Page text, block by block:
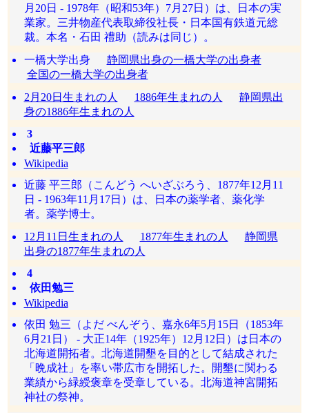
月20日 - 1978年（昭和53年）7月27日）は、日本の実
業家。三井物産代表取締役社長・日本国有鉄道元総
裁。本名・石田 禮助（読みは同じ）。
一橋大学出身 静岡県出身の一橋大学の出身者
全国の一橋大学の出身者
2月20日生まれの人
1886年生まれの人
静岡県出
身の1886年生まれの人
3
近藤平三郎
Wikipedia
近藤 平三郎（こんどう へいざぶろう、1877年12月11
日 - 1963年11月17日）は、日本の薬学者、薬化学
者。薬学博士。
12月11日生まれの人
1877年生まれの人
静岡県
出身の1877年生まれの人
4
依田勉三
Wikipedia
依田 勉三（よだ べんぞう、嘉永6年5月15日（1853年
6月21日） - 大正14年（1925年）12月12日）は日本の
北海道開拓者。北海道開墾を目的として結成された
「晩成社」を率い帯広市を開拓した。開墾に関わる
業績から緑綬褒章を受章している。北海道神宮開拓
神社の祭神。